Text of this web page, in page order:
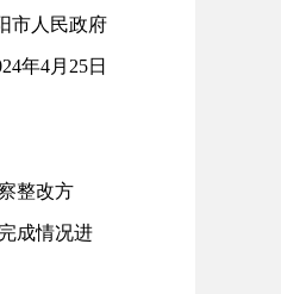
人民政府
4月25日
整改方
成情况进